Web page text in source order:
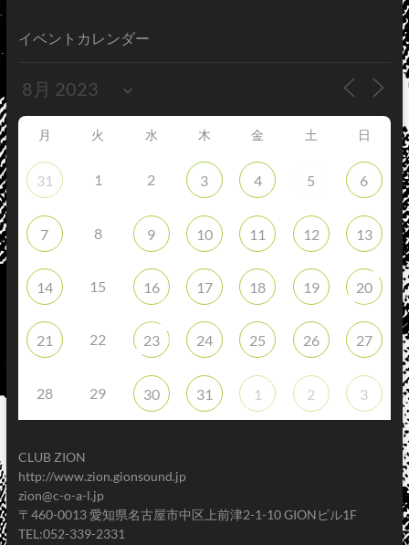
イベントカレンダー
月 火 水 木 金 土 日
31 1 2 3 4 5 6
7 8 9 10 11 12 13
14 15 16 17 18 19 20
21 22 23 24 25 26 27
28 29 30 31 1 2 3
CLUB ZION
http://www.zion.gionsound.jp
zion@c-o-a-l.jp
〒460-0013 愛知県名古屋市中区上前津2-1-10 GIONビル1F
TEL:052-339-2331